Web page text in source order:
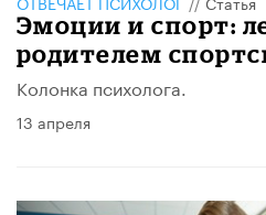
Эмоции и спорт:
родителем
Колонка психолога.
13 апреля